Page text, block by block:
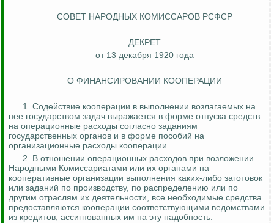
СОВЕТ НАРОДНЫХ КОМИССАРОВ РСФСР
ДЕКРЕТ
от 13 декабря 1920 года
О ФИНАНСИРОВАНИИ КООПЕРАЦИИ
1. Содействие кооперации в выполнении возлагаемых на
нее государством задач выражается в форме отпуска средств
на операционные расходы согласно заданиям
государственных органов и в форме пособий на
организационные расходы кооперации.
2. В отношении операционных расходов при возложении
Народными Комиссариатами или их органами на
кооперативные организации выполнения каких-либо заготовок
или заданий по производству, по распределению или по
другим отраслям их деятельности, все необходимые средства
предоставляются кооперации соответствующими ведомствами
из кредитов, ассигнованных им на эту надобность.